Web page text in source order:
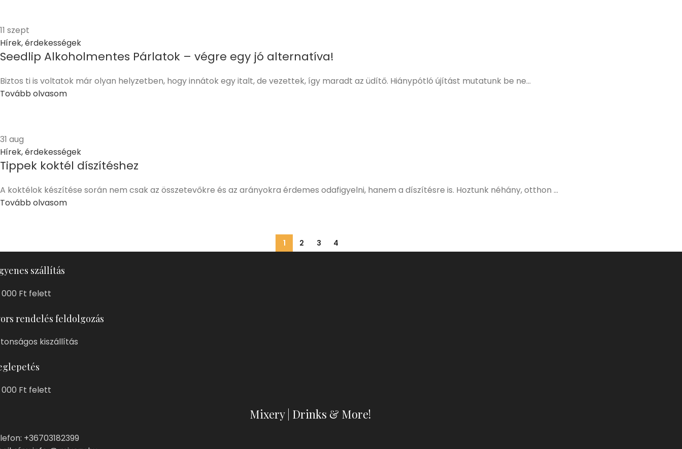
11 szept
Hírek, érdekességek
Seedlip Alkoholmentes Párlatok – végre egy jó alternatíva!
Biztos ti is voltatok már olyan helyzetben, hogy innátok egy italt, de vezettek, így maradt az üdítő. Hiánypótló újítást mutatunk be ne...
Tovább olvasom
31 aug
Hírek, érdekességek
Tippek koktél díszítéshez
A koktélok készítése során nem csak az összetevőkre és az arányokra érdemes odafigyelni, hanem a díszítésre is. Hoztunk néhány, otthon ...
Tovább olvasom
1 2 3 4
szállítás
000 Ft felett
rendelés feldolgozás
kiszállítás
000 Ft felett
Mixery | Drinks & More!
+36703182399